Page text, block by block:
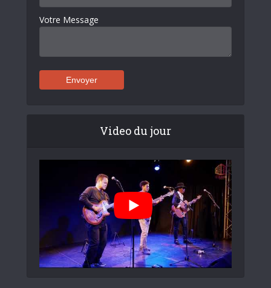
Votre Message
Video du jour